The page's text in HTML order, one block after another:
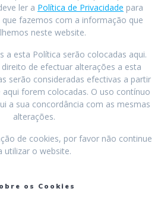
ler a Política de Privacidade para
fazemos com a informação que
neste website.
a esta Política serão colocadas aqui.
de efectuar alterações a esta
serão consideradas efectivas a partir
forem colocadas. O uso contínuo
a sua concordância com as mesmas
alterações.
de cookies, por favor não continue
utilizar o website.
os Cookies